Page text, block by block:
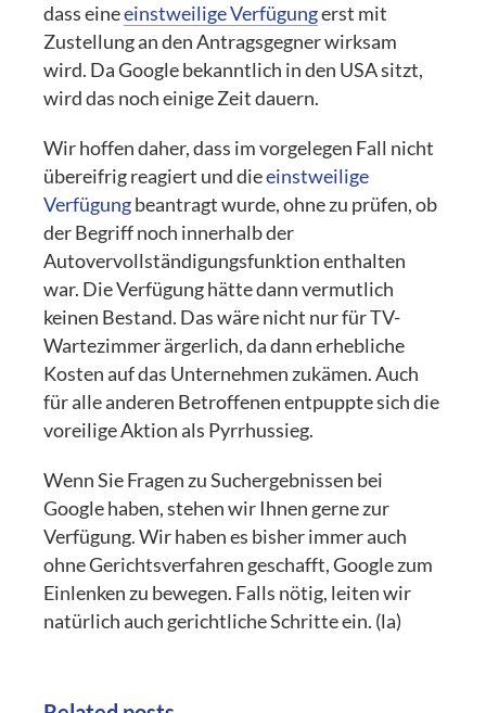
dass eineeinstweilige Verfügungerst mit
Zustellung an den Antragsgegner wirksam
wird. Da Google bekanntlich in den USA sitzt,
wird das noch einige Zeit dauern.
Wir hoffen daher, dass im vorgelegen Fall nicht
übereifrig reagiert und dieeinstweilige
Verfügungbeantragt wurde, ohne zu prüfen, ob
der Begriff noch innerhalb der
Autovervollständigungsfunktion enthalten
war. Die Verfügung hätte dann vermutlich
keinen Bestand. Das wäre nicht nur für TV-
Wartezimmer ärgerlich, da dann erhebliche
Kosten auf das Unternehmen zukämen. Auch
für alle anderen Betroffenen entpuppte sich die
voreilige Aktion als Pyrrhussieg.
Wenn Sie Fragen zu Suchergebnissen bei
Google haben, stehen wir Ihnen gerne zur
Verfügung. Wir haben es bisher immer auch
ohne Gerichtsverfahren geschafft, Google zum
Einlenken zu bewegen. Falls nötig, leiten wir
natürlich auch gerichtliche Schritte ein. (la)